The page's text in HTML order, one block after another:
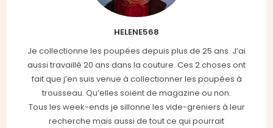
HELENE568
Je collectionne les poupées depuis plus de 25 ans. J’ai
aussi travaillé 20 ans dans la couture. Ces 2 choses ont
fait que j’en suis venue à collectionner les poupées à
trousseau. Qu’elles soient de magazine ou non.
Tous les week-ends je sillonne les vide-greniers à leur
recherche mais aussi de tout ce qui pourrait